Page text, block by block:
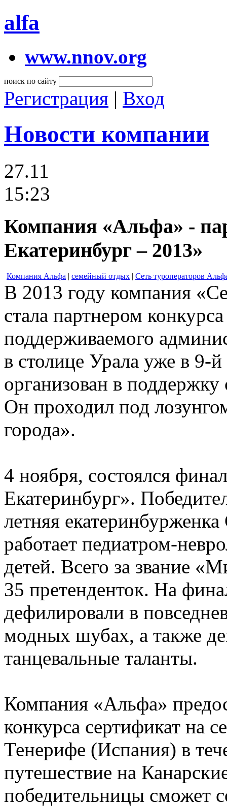
alfa
www.nnov.org
поиск по сайту
Регистрация | Вход
Новости компании
27.11
15:23
Компания «Альфа» -
Екатеринбург – 2013»
Компания Альфа | семейный отдых | Сеть туроператоров
В 2013 году компания
стала партнером
поддерживаемого
в столице Урала уже в 9-
организован в поддержку
Он проходил под
города».
4 ноября, состоялся
Екатеринбург».
летняя
работает педиатром-
детей. Всего за звание
35 претенденток. На
дефилировали в
модных шубах, а также
танцевальные таланты.
Компания «Альфа»
конкурса сертификат на
Тенерифе (Испания) в
путешествие на
победительницы сможет